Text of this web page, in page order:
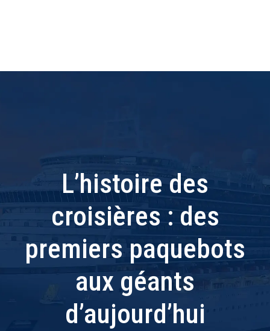
L’histoire des
croisières : des
premiers paquebots
aux géants
d’aujourd’hui